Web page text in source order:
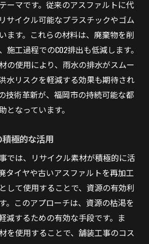
ーマです。従来のアスファルトに代
サイクル可能なプラスチックやゴム
ます。これらの材料は、廃棄物を削
工過程でのCO2排出も低減します。
の使用により、雨水の排水がスムー
水リスクを軽減する効果も期待され
技術革新が、福岡市の持続可能な都
となっています。
積極的な活用
では、リサイクル素材が積極的に活
タイヤや古いアスファルトを再加工
して使用することで、資源の有効利
。このアプローチは、資源の枯渇を
減するための有効な手段です。ま
を使用することで、舗装工事のコス